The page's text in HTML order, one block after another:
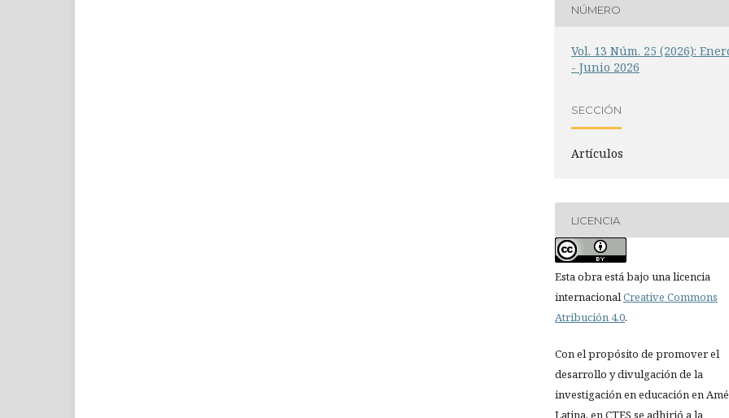
NÚMERO
Vol. 13 Núm. 25 (2026):
- Junio 2026
SECCIÓN
Artículos
LICENCIA
Esta obra está bajo una licencia
internacionalCreative Commons
Atribución 4.0.
Con el propósito de promover el
desarrollo y divulgación de la
investigación en educación en
Latina, en CTES se adhirió a la